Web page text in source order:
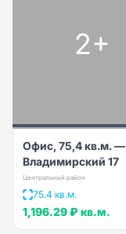
2+
Офис, 75,4 кв.м. —
Владимирский 17
Центральный район
75.4 кв.м.
1,196.29 ₽ кв.м.